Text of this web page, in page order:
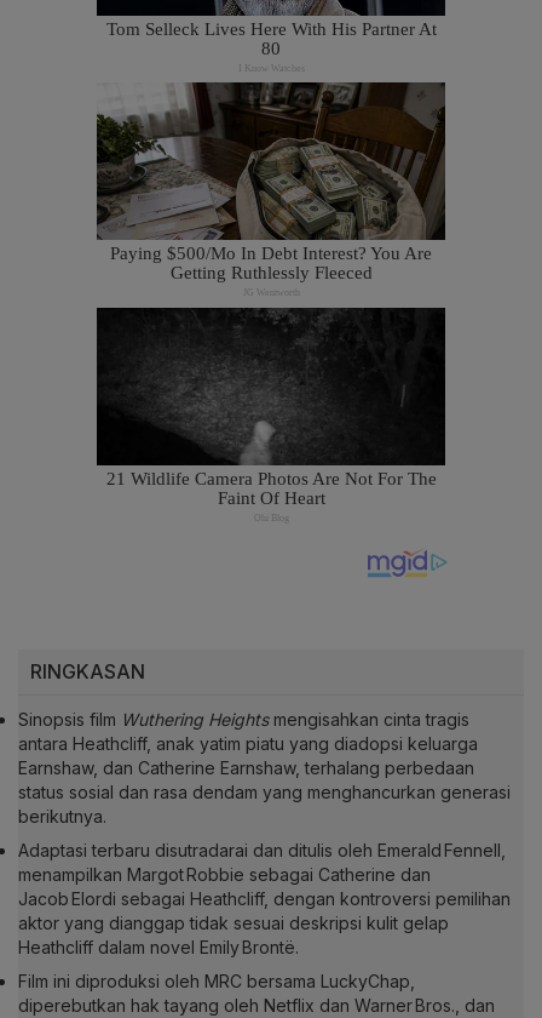
RINGKASAN
Sinopsis film Wuthering Heightsmengisahkan cinta tragis
antara Heathcliff, anak yatim piatu yang diadopsi keluarga
Earnshaw, dan Catherine Earnshaw, terhalang perbedaan
status sosial dan rasa dendam yang menghancurkan generasi
berikutnya.
Adaptasi terbaru disutradarai dan ditulis oleh Emerald Fennell,
menampilkan Margot Robbie sebagai Catherine dan
Jacob Elordi sebagai Heathcliff, dengan kontroversi pemilihan
aktor yang dianggap tidak sesuai deskripsi kulit gelap
Heathcliff dalam novel Emily Brontë.
Film ini diproduksi oleh MRC bersama LuckyChap,
diperebutkan hak tayang oleh Netflix dan Warner Bros., dan